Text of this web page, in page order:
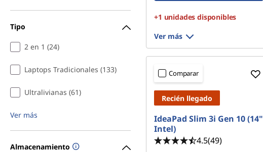
Tipo
2 en 1 (24)
Laptops Tradicionales (133)
Ultralivianas (61)
Ver más
Almacenamiento
+1 unidades disponibles
Ver más
Comparar
Recién llegado
IdeaPad Slim 3i Gen 10 (14"
Intel)
4.5(49)